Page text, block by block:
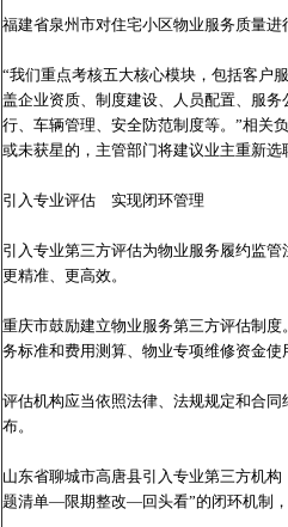
福建省泉州市对住宅小区物业服务质量进
“我们重点考核五大核心模块，包括客户
盖企业资质、制度建设、人员配置、服
行、车辆管理、安全防范制度等。”相关
或未获星的，主管部门将建议业主重新选
引入专业评估 实现闭环管理
引入专业第三方评估为物业服务履约监
更精准、更高效。
重庆市鼓励建立物业服务第三方评估制
务标准和费用测算、物业专项维修资金使
评估机构应当依照法律、法规规定和合
布。
山东省聊城市高唐县引入专业第三方机
题清单—限期整改—回头看”的闭环机制，